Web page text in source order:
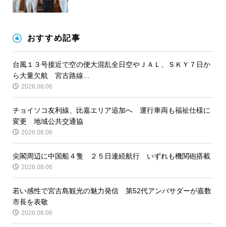
おすすめ記事
台風１３号接近で空の便大混乱全日空やＪＡＬ、ＳＫＹ７日か
ら大量欠航 宮古路線...
2026.08.06
チョイソコ友利線、比嘉エリア追加へ 運行車両も福祉仕様に
変更 地域公共交通協
2026.08.06
尖閣周辺に中国船４隻 ２５日連続航行 いずれも機関砲搭載
2026.08.06
若い感性で宮古島観光の魅力発信 第52代アンバサダーが嘉数
市長を表敬
2026.08.06